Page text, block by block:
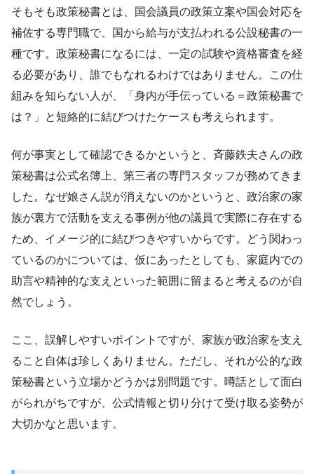
そもそも政策秘書とは、国会議員の政策立案や国会対応を
補佐する専門職で、国から給与が支払われる公設秘書の一
種です。政策秘書になるには、一定の試験や資格審査を経
る必要があり、誰でもなれるわけではありません。この仕
組みを知らない人が、「身内が手伝っている＝政策秘書で
は？」と短絡的に結びつけたケースも考えられます。
何が事実として確認できるかというと、斉藤鉄夫さんの政
策秘書は公式名簿上、第三者の専門スタッフが務めてきま
した。なぜ娘さん説が消えないのかというと、政治家の家
族が裏方で活動を支える事例が他の議員で実際に存在する
ため、イメージ的に結びつきやすいからです。どう関わっ
ているのかについては、仮にあったとしても、家庭内での
助言や精神的な支えといった範囲に留まると考えるのが自
然でしょう。
ここ、誤解しやすいポイントですが、家族が政治家を支え
ること自体は珍しくありません。ただし、それが公的な政
策秘書という立場かどうかは別問題です。噂話として面白
がられがちですが、公式情報と切り分けて受け取る姿勢が
大切かなと思います。